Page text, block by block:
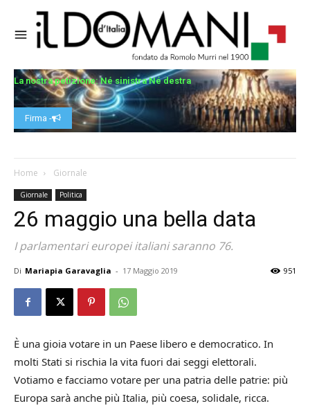
La nostra petizione: Né sinistra Né destra
Firma -
Home Giornale
Giornale Politica
26 maggio una bella data
I parlamentari europei italiani saranno 76.
Di Mariapia Garavaglia - 17 Maggio 2019 951
È una gioia votare in un Paese libero e democratico. In
molti Stati si rischia la vita fuori dai seggi elettorali.
Votiamo e facciamo votare per una patria delle patrie: più
Europa sarà anche più Italia, più coesa, solidale, ricca.